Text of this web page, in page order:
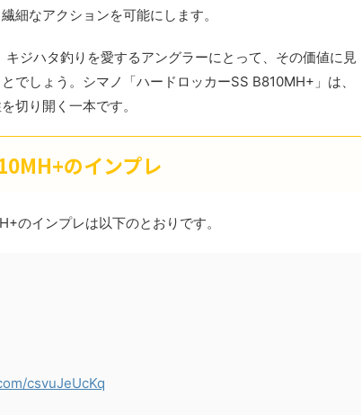
細なアクションを可能にします。
ジハタ釣りを愛するアングラーにとって、その価値に見
でしょう。シマノ「ハードロッカーSS B810MH+」は、
切り開く一本です。
のインプレ
のインプレは以下のとおりです。
csvuJeUcKq